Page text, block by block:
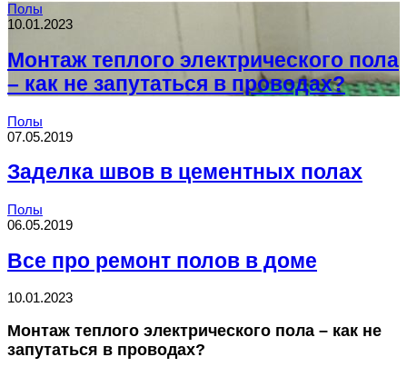
Полы
10.01.2023
Монтаж теплого электрического пола
– как не запутаться в проводах?
Полы
07.05.2019
Заделка швов в цементных полах
Полы
06.05.2019
Все про ремонт полов в доме
10.01.2023
Монтаж теплого электрического пола – как не
запутаться в проводах?